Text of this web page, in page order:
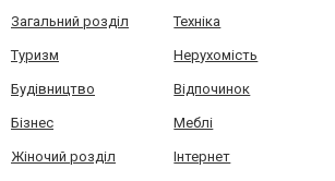
Загальний розділ Техніка
Туризм Нерухомість
Будівництво Відпочинок
Бізнес Меблі
Жіночий розділ Інтернет